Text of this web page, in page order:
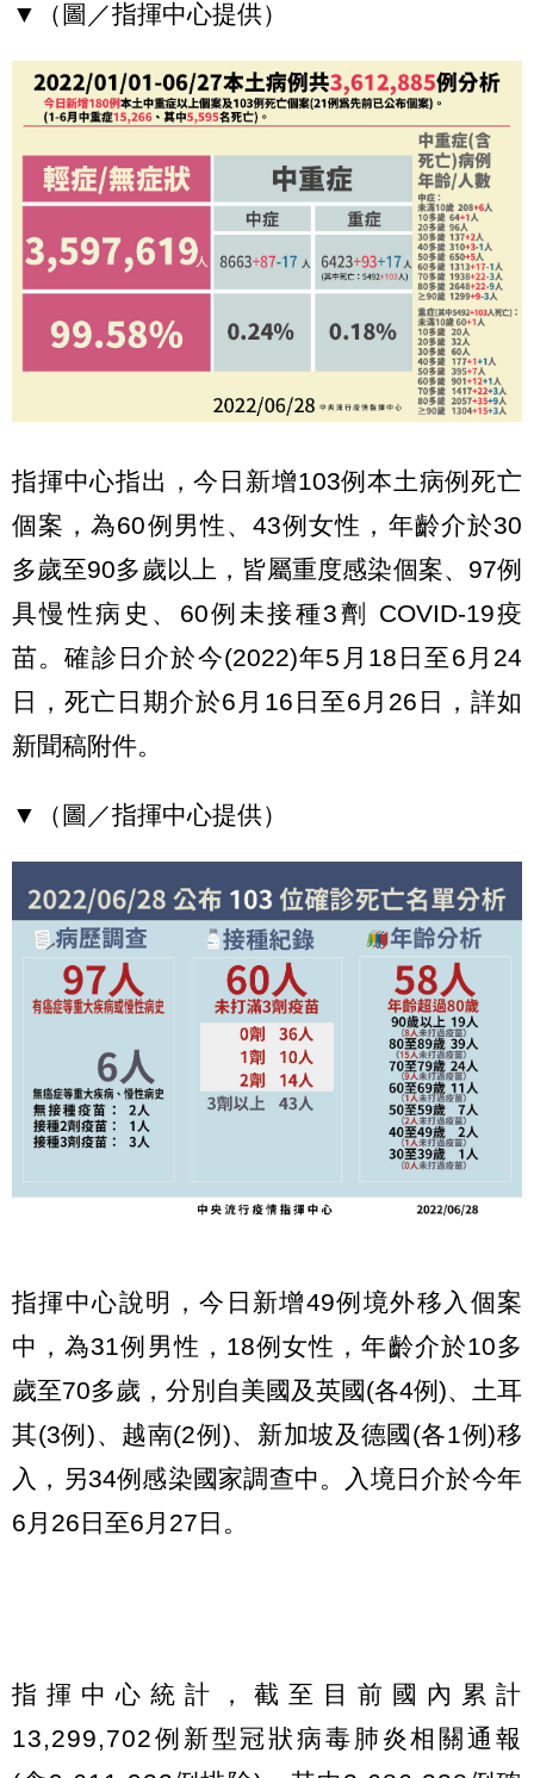
▼（圖／指揮中心提供）
指揮中心指出，今日新增103例本土病例死亡
個案，為60例男性、43例女性，年齡介於30
多歲至90多歲以上，皆屬重度感染個案、97例
具慢性病史、60例未接種3劑 COVID-19疫
苗。確診日介於今(2022)年5月18日至6月24
日，死亡日期介於6月16日至6月26日，詳如
新聞稿附件。
▼（圖／指揮中心提供）
指揮中心說明，今日新增49例境外移入個案
中，為31例男性，18例女性，年齡介於10多
歲至70多歲，分別自美國及英國(各4例)、土耳
其(3例)、越南(2例)、新加坡及德國(各1例)移
入，另34例感染國家調查中。入境日介於今年
6月26日至6月27日。
指揮中心統計，截至目前國內累計
13,299,702例新型冠狀病毒肺炎相關通報